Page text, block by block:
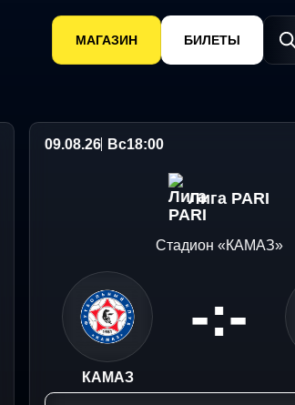
МАГАЗИН БИЛЕТЫ
09.08.26 Вс18:00
Лига PARI
Стадион «КАМАЗ»
КАМАЗ
-:-